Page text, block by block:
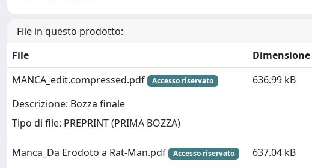
File in questo prodotto:
File
Dimensione
MANCA_edit.compressed.pdf
Accesso riservato
Descrizione: Bozza finale
Tipo di file: PREPRINT (PRIMA BOZZA)
636.99 kB
Manca_Da Erodoto a Rat-Man.pdf Accesso riservato 637.04 kB